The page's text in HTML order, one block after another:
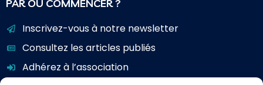
PAR OÙ COMMENCER ?
Inscrivez-vous à notre newsletter
Consultez les articles publiés
Adhérez à l’association